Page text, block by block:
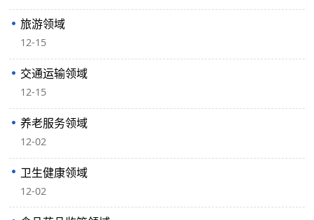
旅游领域
12-15
交通运输领域
12-15
养老服务领域
12-02
卫生健康领域
12-02